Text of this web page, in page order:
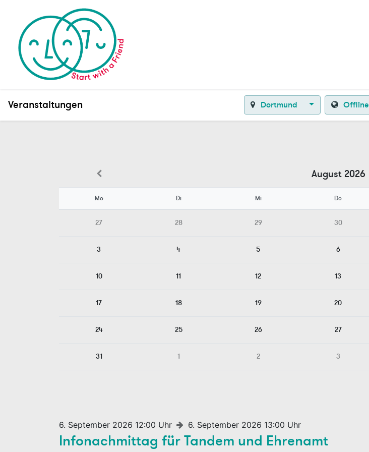
Veranstaltungen Dortmund Offline
August 2026
Mo Di Mi Do
27 28 29 30
3 4 5 6
10 11 12 13
17 18 19 20
24 25 26 27
31 1 2 3
6. September 2026 12:00 Uhr 6. September 2026 13:00 Uhr
Infonachmittag für Tandem und Ehrenamt